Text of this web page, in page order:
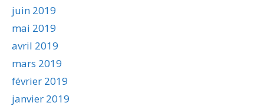
juin 2019
mai 2019
avril 2019
mars 2019
février 2019
janvier 2019